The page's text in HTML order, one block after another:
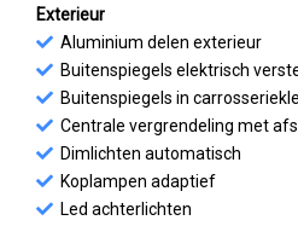
Exterieur
Aluminium delen exterieur
Buitenspiegels elektrisch
Buitenspiegels in
Centrale vergrendeling met
Dimlichten automatisch
Koplampen adaptief
Led achterlichten